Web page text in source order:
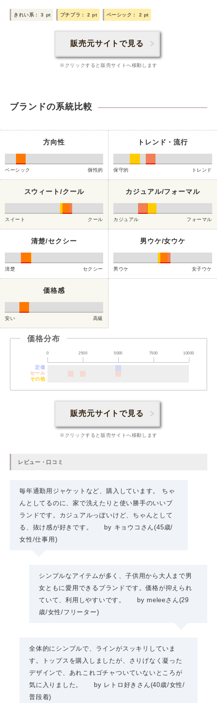
きれい系：3 pt プチプラ：2pt ベーシック： 2 pt
販売元サイトで見る
※クリックすると販売サイトへ移動します
ブランドの系統比較
方向性
ベーシック 個性的
トレンド・流行
保守的 トレンド
スウィート/クール
スイート クール
カジュアル/フォーマル
カジュアル フォーマル
清楚/セクシー
清楚 セクシー
男ウケ/女ウケ
男ウケ 女子ウケ
価格感
安い 高級
価格分布
0 2500 5000 7500 10000
定価
セール
その他
販売元サイトで見る
※クリックすると販売サイトへ移動します
レビュー・口コミ
毎年通勤用ジャケットなど、購入しています。 ちゃ
んとしてるのに、家で洗えたりと使い勝手のいいブ
ランドです。カジュアルっぽいけど、ちゃんとして
る、抜け感が好きです。
by キョウコさん(45歳/
女性/仕事用)
シンプルなアイテムが多く、子供用から大人まで男
女ともに愛用できるブランドです。価格が抑えられ
ていて、利用しやすいです。
bymeleeさん(29
歳/女性/フリーター)
全体的にシンプルで、ラインがスッキリしていま
す。トップスを購入しましたが、さりげなく凝った
デザインで、あれこれゴチャついていないところが
気に入りました。
by レトロ好きさん(40歳/女性/
普段着)